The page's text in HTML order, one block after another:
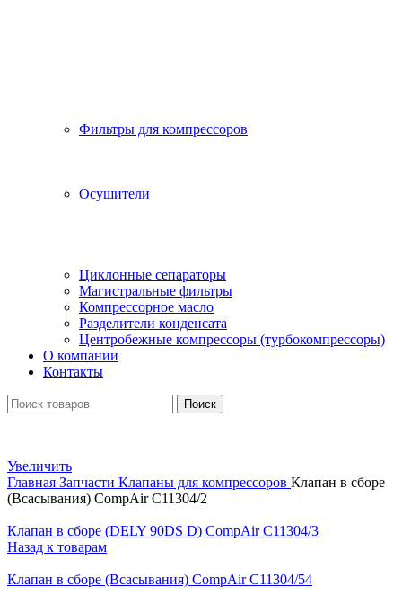
Фильтры для компрессоров
Осушители
Циклонные сепараторы
Магистральные фильтры
Компрессорное масло
Разделители конденсата
Центробежные компрессоры (турбокомпрессоры)
О компании
Контакты
Поиск
Увеличить
Главная Запчасти Клапаны для компрессоров Клапан в сборе
(Всасывания) CompAir C11304/2
Клапан в сборе (DELY 90DS D) CompAir C11304/3
Назад к товарам
Клапан в сборе (Всасывания) CompAir C11304/54